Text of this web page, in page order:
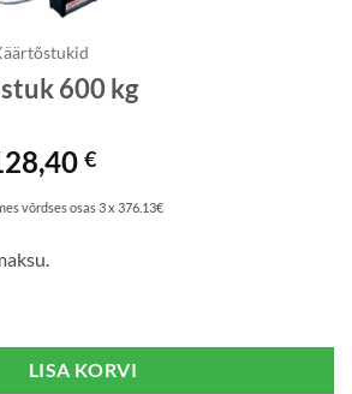
600 kg
€.
€Praegune
on:
võrdses osas 3 x 376.13€
LISA KORVI